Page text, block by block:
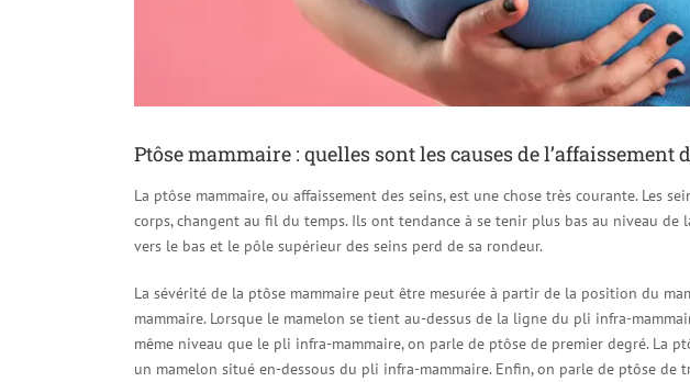
Ptôse mammaire : quelles sont les causes de l’affaissement
La ptôse mammaire, ou affaissement des seins, est une chose très courante. Les
corps, changent au fil du temps. Ils ont tendance à se tenir plus bas au niveau
vers le bas et le pôle supérieur des seins perd de sa rondeur.
La sévérité de la ptôse mammaire peut être mesurée à partir de la position du
mammaire. Lorsque le mamelon se tient au-dessus de la ligne du pli infra-
même niveau que le pli infra-mammaire, on parle de ptôse de premier degré. La
un mamelon situé en-dessous du pli infra-mammaire. Enfin, on parle de ptôse